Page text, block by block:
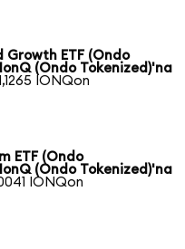
Growth ETF (Ondo
(Ondo Tokenized)'na
IONQon
ETF (Ondo
(Ondo Tokenized)'na
IONQon